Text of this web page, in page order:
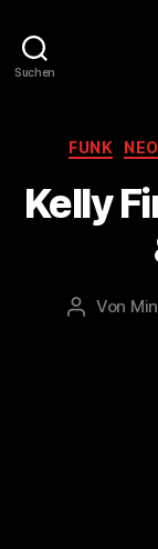
Suchen
FUNK
Kelly
Von